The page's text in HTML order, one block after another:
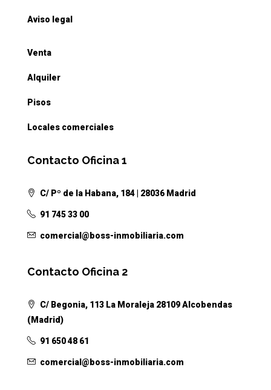
Aviso legal
Venta
Alquiler
Pisos
Locales comerciales
Contacto Oficina 1
C/ Pº de la Habana, 184 | 28036 Madrid
91 745 33 00
comercial@boss-inmobiliaria.com
Contacto Oficina 2
C/ Begonia, 113 La Moraleja 28109 Alcobendas
(Madrid)
91 650 48 61
comercial@boss-inmobiliaria.com